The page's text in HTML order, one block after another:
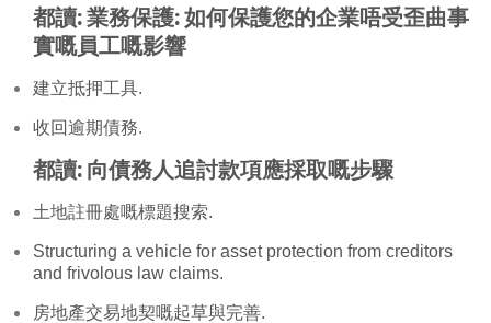
都讀:業務保護: 如何保護您的企業唔受歪曲事
實嘅員工嘅影響
建立抵押工具.
收回逾期債務.
都讀:向債務人追討款項應採取嘅步驟
土地註冊處嘅標題搜索.
Structuring a vehicle for asset protection from creditors
and frivolous law claims.
房地產交易地契嘅起草與完善.